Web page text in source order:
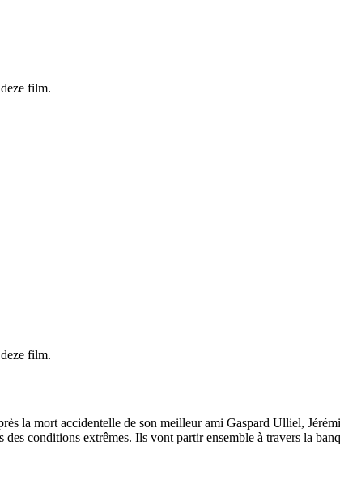
film.
film.
la mort accidentelle de son meilleur ami Gaspard Ulliel,
conditions extrêmes. Ils vont partir ensemble à travers la